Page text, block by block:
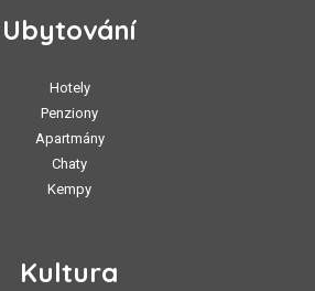
Ubytování
Hotely
Penziony
Apartmány
Chaty
Kempy
Kultura